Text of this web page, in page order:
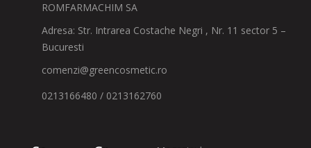
ROMFARMACHIM SA
Adresa: Str. Intrarea Costache Negri , Nr. 11 sector 5 –
Bucuresti
comenzi@greencosmetic.ro
0213166480 / 0213162760